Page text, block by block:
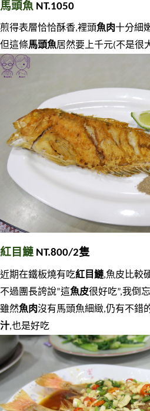
馬頭魚 NT.1050
煎得表層恰恰酥香,裡頭魚肉十分細
但這條馬頭魚居然要上千元(不是很
紅目鰱 NT.800/2隻
近期在鐵板燒有吃紅目鰱,魚皮比較
不過團長誇說”這魚皮很好吃”,我倒
雖然魚肉沒有馬頭魚細緻,仍有不錯
汁,也是好吃